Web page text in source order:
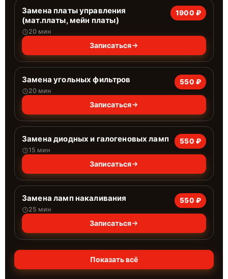
Замена платы управления
(мат.платы, мейн платы)
20 мин
1900 ₽
Записаться
Замена угольных фильтров
20 мин
550 ₽
Записаться
Замена диодных и галогеновых ламп
15 мин
550 ₽
Записаться
Замена ламп накаливания
25 мин
550 ₽
Записаться
Показать всё